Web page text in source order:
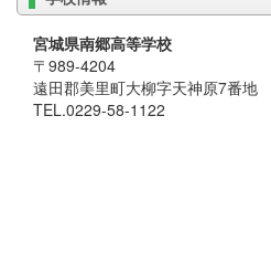
宮城県南郷高等学校
〒989-4204
遠田郡美里町大柳字天神原7番地
TEL.0229-58-1122